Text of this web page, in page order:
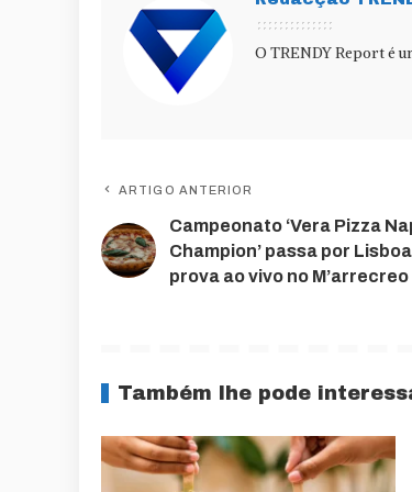
O TRENDY Report é
ARTIGO ANTERIOR
Campeonato ‘Vera Pizza
Champion’ passa por
prova ao vivo no M’arrecreo
Também lhe pode